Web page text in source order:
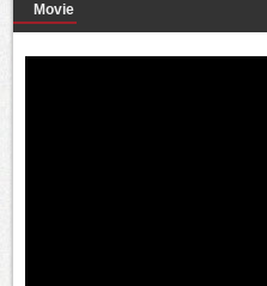
Movie